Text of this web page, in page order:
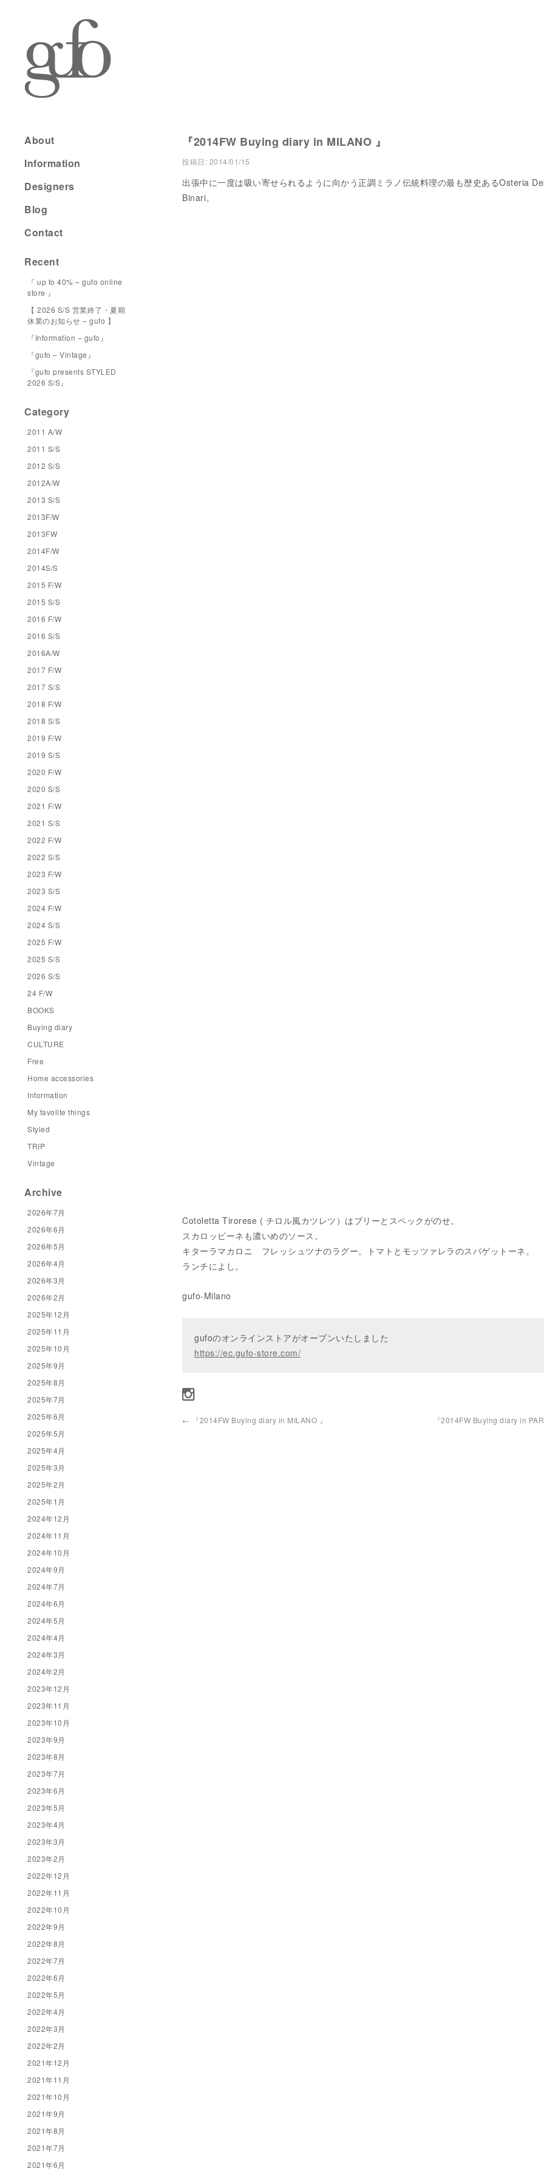
『2014FW Buying diary in MILANO 』
投稿日: 2014/01/15
出張中に一度は吸い寄せられるように向かう正調ミラノ伝統料理の最も歴史あるOsteria Del
Binari。
Cotoletta Tirorese ( チロル風カツレツ）はブリーとスペックがのせ。
スカロッピーネも濃いめのソース。
キターラマカロニ フレッシュツナのラグー。トマトとモッツァレラのスパゲットーネ。
ランチによし。
gufo-Milano
gufoのオンラインストアがオープンいたしました
https://ec.gufo-store.com/
← 『2014FW Buying diary in MILANO 』 『2014FW Buying diary in
About
Information
Designers
Blog
Contact
Recent
『 up to 40% – gufo online
store 』
【 2026 S/S 営業終了・夏期
休業のお知らせ – gufo 】
『Information – gufo』
『gufo – Vintage』
『gufo presents STYLED
2026 S/S』
Category
2011 A/W
2011 S/S
2012 S/S
2012A/W
2013 S/S
2013F/W
2013FW
2014F/W
2014S/S
2015 F/W
2015 S/S
2016 F/W
2016 S/S
2016A/W
2017 F/W
2017 S/S
2018 F/W
2018 S/S
2019 F/W
2019 S/S
2020 F/W
2020 S/S
2021 F/W
2021 S/S
2022 F/W
2022 S/S
2023 F/W
2023 S/S
2024 F/W
2024 S/S
2025 F/W
2025 S/S
2026 S/S
24 F/W
BOOKS
Buying diary
CULTURE
Free
Home accessories
Information
My favolite things
Styled
TRIP
Vintage
Archive
2026年7月
2026年6月
2026年5月
2026年4月
2026年3月
2026年2月
2025年12月
2025年11月
2025年10月
2025年9月
2025年8月
2025年7月
2025年6月
2025年5月
2025年4月
2025年3月
2025年2月
2025年1月
2024年12月
2024年11月
2024年10月
2024年9月
2024年7月
2024年6月
2024年5月
2024年4月
2024年3月
2024年2月
2023年12月
2023年11月
2023年10月
2023年9月
2023年8月
2023年7月
2023年6月
2023年5月
2023年4月
2023年3月
2023年2月
2022年12月
2022年11月
2022年10月
2022年9月
2022年8月
2022年7月
2022年6月
2022年5月
2022年4月
2022年3月
2022年2月
2021年12月
2021年11月
2021年10月
2021年9月
2021年8月
2021年7月
2021年6月